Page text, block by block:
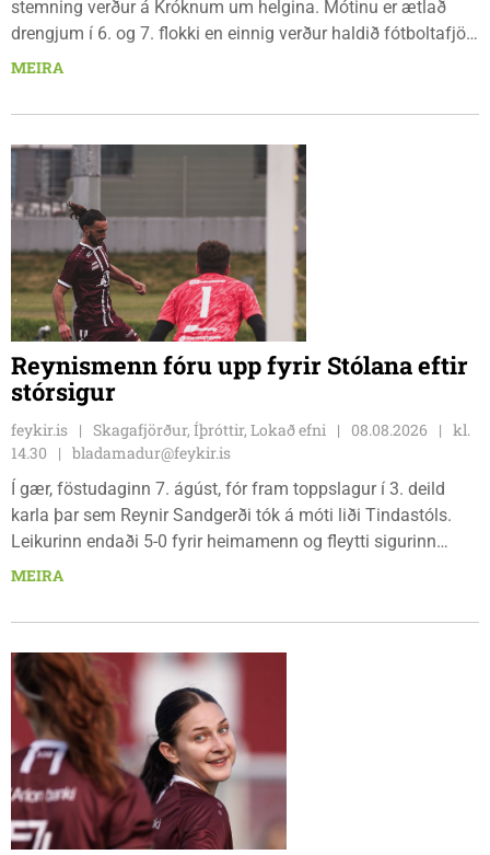
stemning verður á Króknum um helgina. Mótinu er ætlað
drengjum í 6. og 7. flokki en einnig verður haldið fótboltafjör
fyrir yngri systkini. Mótið hófst í gær, föstudaginn 7. ágúst
MEIRA
Reynismenn fóru upp fyrir Stólana eftir
stórsigur
feykir.is Skagafjörður, Íþróttir, Lokað efni 08.08.2026
kl.
14.30
bladamadur@feykir.is
Í gær, föstudaginn 7. ágúst, fór fram toppslagur í 3. deild
karla þar sem Reynir Sandgerði tók á móti liði Tindastóls.
Leikurinn endaði 5-0 fyrir heimamenn og fleytti sigurinn
Reynismönnum á topp deildarinnar en Stólunum í annað
leiknum.
MEIRA